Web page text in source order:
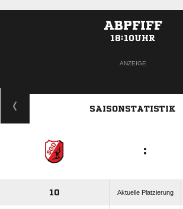
ABPFIFF
18:10UHR
ANZEIGE
SAISONSTATISTIK
:
10 Aktuelle Platzierung